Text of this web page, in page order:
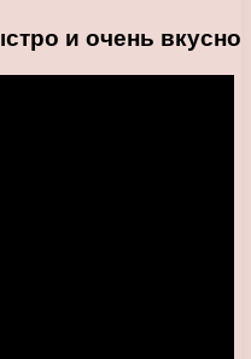
и очень вкусно